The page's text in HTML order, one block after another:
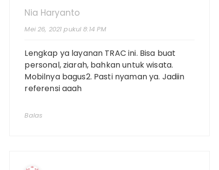
Nia Haryanto
Mei 26, 2021 pukul 8:14 PM
Lengkap ya layanan TRAC ini. Bisa buat
personal, ziarah, bahkan untuk wisata.
Mobilnya bagus2. Pasti nyaman ya. Jadiin
referensi aaah
Balas